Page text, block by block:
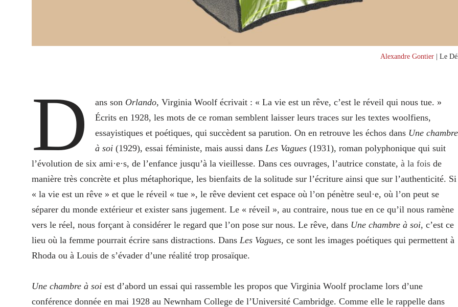
Alexandre Gontier | Le
D ans son Orlando, Virginia Woolf écrivait : « La vie est un rêve, c’est le réveil qui nous tue. »
Écrits en 1928, les mots de ce roman semblent laisser leurs traces sur les textes woolfiens,
essayistiques et poétiques, qui succèdent sa parution. On en retrouve les échos dans Une chambre
à soi(1929), essai féministe, mais aussi dans Les Vagues (1931), roman polyphonique qui suit
l’évolution de six ami·e·s, de l’enfance jusqu’à la vieillesse. Dans ces ouvrages, l’autrice constate, à la fois de
manière très concrète et plus métaphorique, les bienfaits de la solitude sur l’écriture ainsi que sur l’authenticité. Si
« la vie est un rêve » et que le réveil « tue », le rêve devient cet espace où l’on pénètre seul·e, où l’on peut se
séparer du monde extérieur et exister sans jugement. Le « réveil », au contraire, nous tue en ce qu’il nous ramène
vers le réel, nous forçant à considérer le regard que l’on pose sur nous. Le rêve, dans Une chambre à soi, c’est ce
lieu où la femme pourrait écrire sans distractions. Dans Les Vagues, ce sont les images poétiques qui permettent à
Rhoda ou à Louis de s’évader d’une réalité trop prosaïque.
Une chambre à soi est d’abord un essai qui rassemble les propos que Virginia Woolf proclame lors d’une
conférence donnée en mai 1928 au Newnham College de l’Université Cambridge. Comme elle le rappelle dans